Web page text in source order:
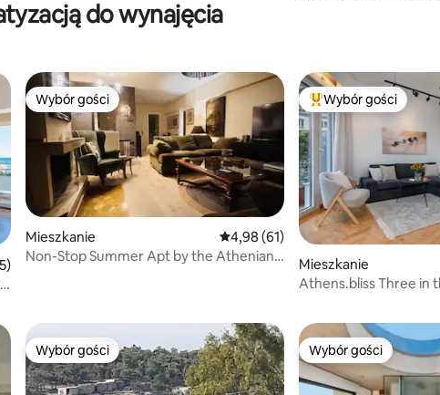
do wynajęcia
4,9 na 5, liczba recenzji: 215
Wybór gości
Wybór gości
Mieszkanie Średnia ocena: 4,98 na 5, liczba
4,98 (61)
Non-Stop Summer Apt by the Athenian
Najpopularniejsze z
Wybór gości
Mieszkanie
Athens.bliss Three in the Heart of the
Wybór gości
Wybór gości Wybór gości
Wybór gości